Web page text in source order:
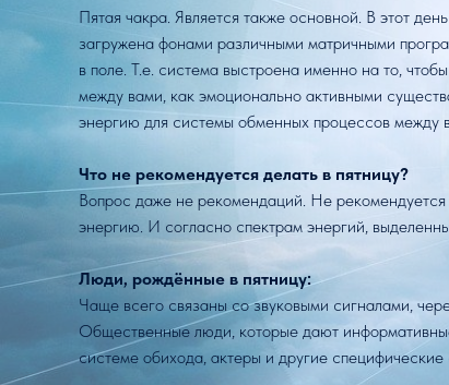
Пятая чакра. Является также основной. В этот
загружена фонами различными матричными
в поле. Т.е. система выстроена именно на то,
между вами, как эмоционально активными
энергию для системы обменных процессов между
Что не рекомендуется делать в пятницу?
Вопрос даже не рекомендаций. Не рекомендуется
энергию. И согласно спектрам энергий,
Люди, рождённые в пятницу:
Чаще всего связаны со звуковыми сигналами,
Общественные люди, которые дают
системе обихода, актеры и другие